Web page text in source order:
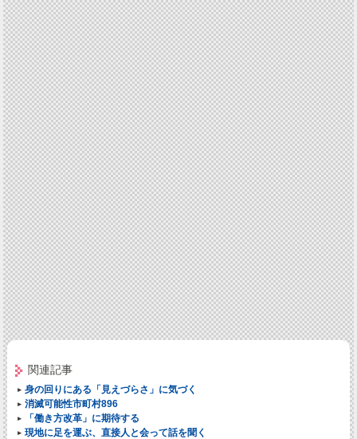
関連記事
身の回りにある「見えづらさ」に気づく
消滅可能性市町村896
「働き方改革」に期待する
現地に足を運ぶ、直接人と会って話を聞く